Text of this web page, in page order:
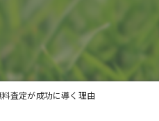
査定が成功に導く理由